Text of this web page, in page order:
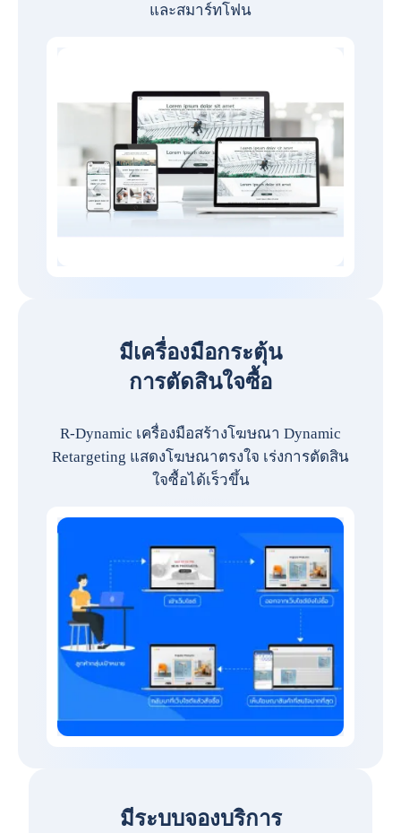
และสมาร์ทโฟน
มีเครื่องมือกระตุ้น
การตัดสินใจซื้อ
R-Dynamic เครื่องมือสร้างโฆษณา Dynamic
Retargeting แสดงโฆษณาตรงใจ เร่งการตัดสิน
ใจซื้อได้เร็วขึ้น
มีระบบจองบริการ